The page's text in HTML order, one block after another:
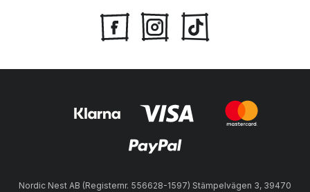
Nordic Nest AB (Registernr. 556628-1597) Stämpelvägen 3, 39470